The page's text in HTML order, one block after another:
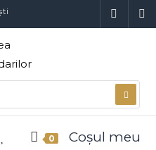
0 Coșul meu